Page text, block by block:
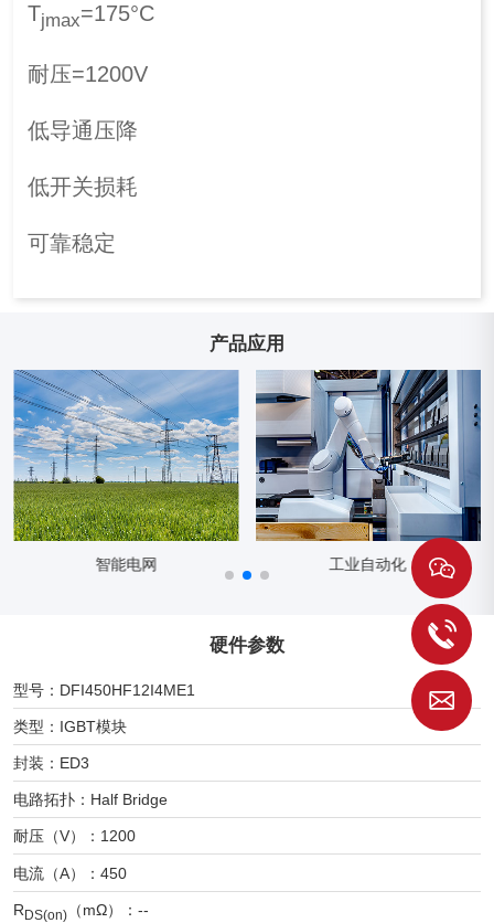
Tjmax=175°C
耐压=1200V
低导通压降
低开关损耗
可靠稳定
产品应用
智能电网 工业自动化
硬件参数
型号：DFI450HF12I4ME1
类型：IGBT模块
封装：ED3
电路拓扑：Half Bridge
耐压（V）：1200
电流（A）：450
RDS(on) （mΩ）：--